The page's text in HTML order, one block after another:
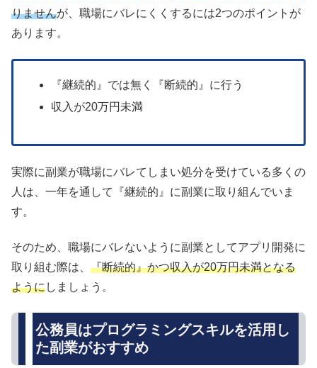
りませんが、職場にバレにくくするには2つのポイントが
あります。
『継続的』では無く『断続的』に行う
収入が20万円未満
実際に副業が職場にバレてしまい処分を受けている多くの
人は、一年を通して『継続的』に副業に取り組んでいま
す。
そのため、職場にバレないように副業としてアプリ開発に
取り組む際は、 『断続的』かつ収入が20万円未満となる
ようにしましょう。
公務員はプログラミングスキルを活用し
た副業がおすすめ